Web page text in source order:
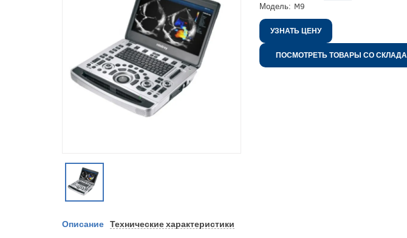
Модель: M9
УЗНАТЬ ЦЕНУ
ПОСМОТРЕТЬ ТОВАРЫ СО СКЛАДА
Описание Технические характеристики